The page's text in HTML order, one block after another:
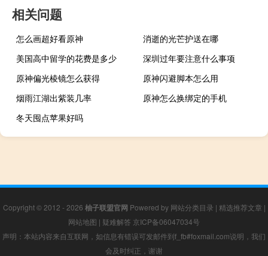
相关问题
怎么画超好看原神
消逝的光芒护送在哪
美国高中留学的花费是多少
深圳过年要注意什么事项
原神偏光棱镜怎么获得
原神闪避脚本怎么用
烟雨江湖出紫装几率
原神怎么换绑定的手机
冬天囤点苹果好吗
Copyright © 2012 - 2026 柚子联盟官网 Powered by 网站分类目录 | 精选推荐文章 |
网站地图 | 疑难解答 京ICP备06047034号
声明：本站内容来自互联网，如信息有错误可发邮件到f_fb#foxmail.com说明，我们
会及时纠正，谢谢